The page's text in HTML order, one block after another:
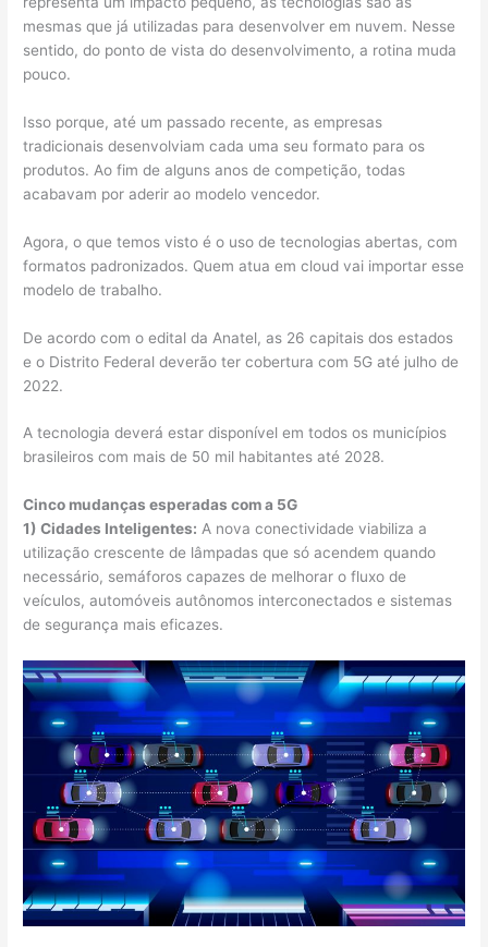
mesmas que já utilizadas para desenvolver em nuvem. Nesse
sentido, do ponto de vista do desenvolvimento, a rotina muda
pouco.
Isso porque, até um passado recente, as empresas
tradicionais desenvolviam cada uma seu formato para os
produtos. Ao fim de alguns anos de competição, todas
acabavam por aderir ao modelo vencedor.
Agora, o que temos visto é o uso de tecnologias abertas, com
formatos padronizados. Quem atua em cloud vai importar esse
modelo de trabalho.
De acordo com o edital da Anatel, as 26 capitais dos estados
e o Distrito Federal deverão ter cobertura com 5G até julho de
2022.
A tecnologia deverá estar disponível em todos os municípios
brasileiros com mais de 50 mil habitantes até 2028.
Cinco mudanças esperadas com a 5G
1) Cidades Inteligentes: A nova conectividade viabiliza a
utilização crescente de lâmpadas que só acendem quando
necessário, semáforos capazes de melhorar o fluxo de
veículos, automóveis autônomos interconectados e sistemas
de segurança mais eficazes.